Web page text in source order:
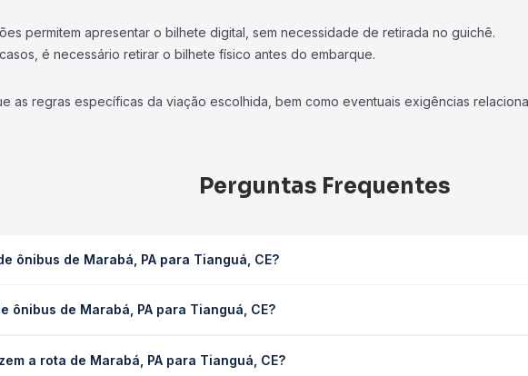
permitem apresentar o bilhete digital, sem necessidade de retirada no guichê.
é necessário retirar o bilhete físico antes do embarque.
as regras específicas da viação escolhida, bem como eventuais exigências
Perguntas Frequentes
ônibus de Marabá, PA para Tianguá, CE?
Passagem você consulta os horários disponíveis e vê a duração exata de cada
ônibus de Marabá, PA para Tianguá, CE?
Passagem você compara os preços de todas as viações em tempo real e garante
a rota de Marabá, PA para Tianguá, CE?